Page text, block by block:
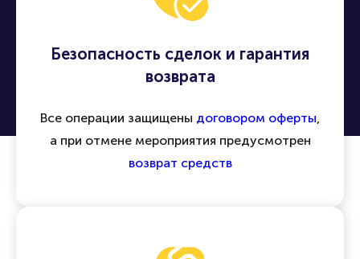
Безопасность сделок и гарантия
возврата
Все операции защищены договором оферты,
а при отмене мероприятия предусмотрен
возврат средств